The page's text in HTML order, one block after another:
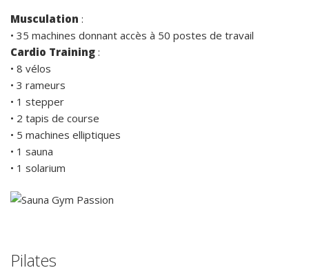
Musculation :
• 35 machines donnant accès à 50 postes de travail
Cardio Training :
• 8 vélos
• 3 rameurs
• 1 stepper
• 2 tapis de course
• 5 machines elliptiques
• 1 sauna
• 1 solarium
Pilates